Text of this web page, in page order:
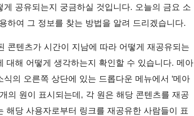
공유되는지 궁금하실 것입니다. 오늘의 금요 소
하여 그 정보를 찾는 방법을 알려 드리겠습니다.
콘텐츠가 시간이 지남에 따라 어떻게 재공유되는
대해 어떻게 생각하는지 확인할 수 있습니다. 메아
의 오른쪽 상단에 있는 드롭다운 메뉴에서 '메아
의 원이 표시되는데, 각 원은 해당 콘텐츠를 재공
해당 사용자로부터 링크를 재공유한 사람들이 표